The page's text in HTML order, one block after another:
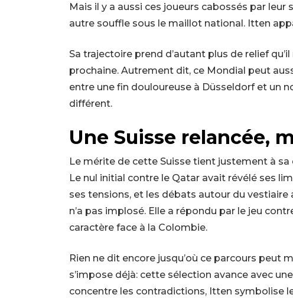
Mais il y a aussi ces joueurs cabossés par
autre souffle sous le maillot national. Itten
Sa trajectoire prend d’autant plus de relief
prochaine. Autrement dit, ce Mondial peut
entre une fin douloureuse à Düsseldorf et un
différent.
Une Suisse relancée,
Le mérite de cette Suisse tient justement à
Le nul initial contre le Qatar avait révélé ses
ses tensions, et les débats autour du
n’a pas implosé. Elle a répondu par le jeu
caractère face à la Colombie.
Rien ne dit encore jusqu’où ce parcours peut
s’impose déjà: cette sélection avance avec
concentre les contradictions, Itten symbolise